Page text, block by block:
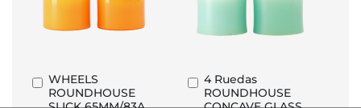
WHEELS
ROUNDHOUSE
Añadir
al
4 Ruedas
ROUNDHOUSE
Añadir
al